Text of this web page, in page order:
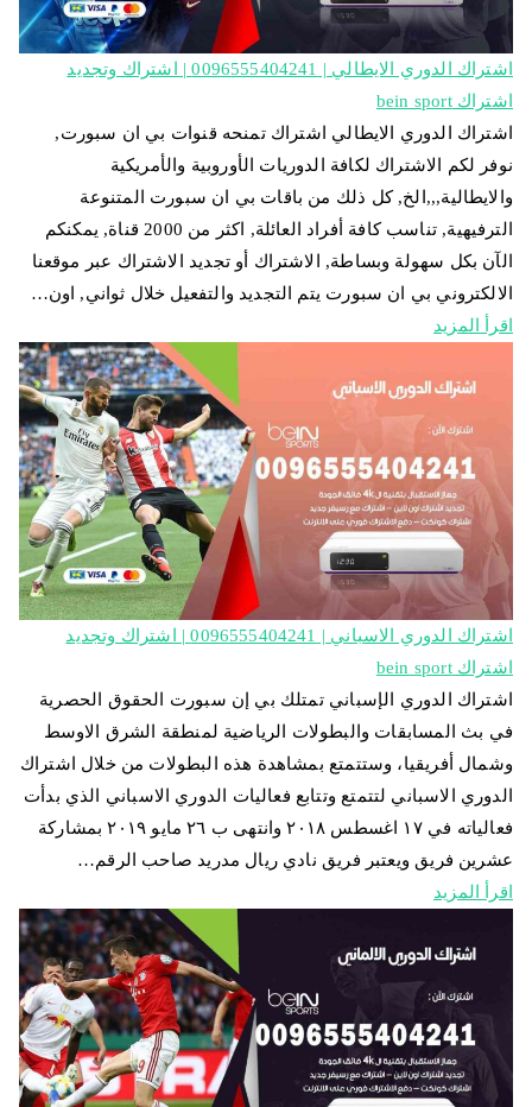
اشتراك الدوري الايطالي | 0096555404241 | اشتراك وتجديد
اشتراك bein sport
اشتراك الدوري الايطالي اشتراك تمنحه قنوات بي ان سبورت,
نوفر لكم الاشتراك لكافة الدوريات الأوروبية والأمريكية
والايطالية,,,الخ, كل ذلك من باقات بي ان سبورت المتنوعة
الترفيهية, تناسب كافة أفراد العائلة, اكثر من 2000 قناة, يمكنكم
الآن بكل سهولة وبساطة, الاشتراك أو تجديد الاشتراك عبر موقعنا
الالكتروني بي ان سبورت يتم التجديد والتفعيل خلال ثواني, اون…
اقرأ المزيد
اشتراك الدوري الاسباني | 0096555404241 | اشتراك وتجديد
اشتراك bein sport
اشتراك الدوري الإسباني تمتلك بي إن سبورت الحقوق الحصرية
في بث المسابقات والبطولات الرياضية لمنطقة الشرق الاوسط
وشمال أفريقيا، وستتمتع بمشاهدة هذه البطولات من خلال اشتراك
الدوري الاسباني لتتمتع وتتابع فعاليات الدوري الاسباني الذي بدأت
فعالياته في ١٧ اغسطس ٢٠١٨ وانتهى ب ٢٦ مايو ٢٠١٩ بمشاركة
عشرين فريق ويعتبر فريق نادي ريال مدريد صاحب الرقم…
اقرأ المزيد